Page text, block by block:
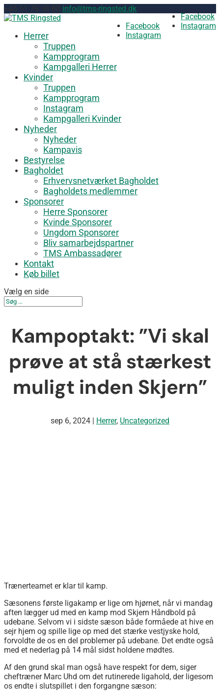
info@tms-ringsted.dk
Facebook
Instagram
Facebook
Instagram
Herrer
Truppen
Kampprogram
Kampgalleri Herrer
Kvinder
Truppen
Kampprogram
Instagram
Kampgalleri Kvinder
Nyheder
Nyheder
Kampavis
Bestyrelse
Bagholdet
Erhvervsnetværket Bagholdet
Bagholdets medlemmer
Sponsorer
Herre Sponsorer
Kvinde Sponsorer
Ungdom Sponsorer
Bliv samarbejdspartner
TMS Ambassadører
Kontakt
Køb billet
Vælg en side
Kampoptakt: ”Vi skal
prøve at stå stærkest
muligt inden Skjern”
sep 6, 2024 Herrer, Uncategorized
Trænerteamet er klar til kamp.
Sæsonens første ligakamp er lige om hjørnet, når vi mandag
aften lægger ud med en kamp mod Skjern Håndbold på
udebane. Selvom vi i sidste sæson både formåede at hive en
sejr hjem og spille lige op med det stærke vestjyske hold,
forvoldte de os en del problemer på udebane. Det endte også
med et nederlag på 14 mål sidst holdene mødtes.
Af den grund skal man også have respekt for dem, siger
cheftræner Marc Uhd om det rutinerede ligahold, der ligesom
os endte i slutspillet i den forgangne sæson: